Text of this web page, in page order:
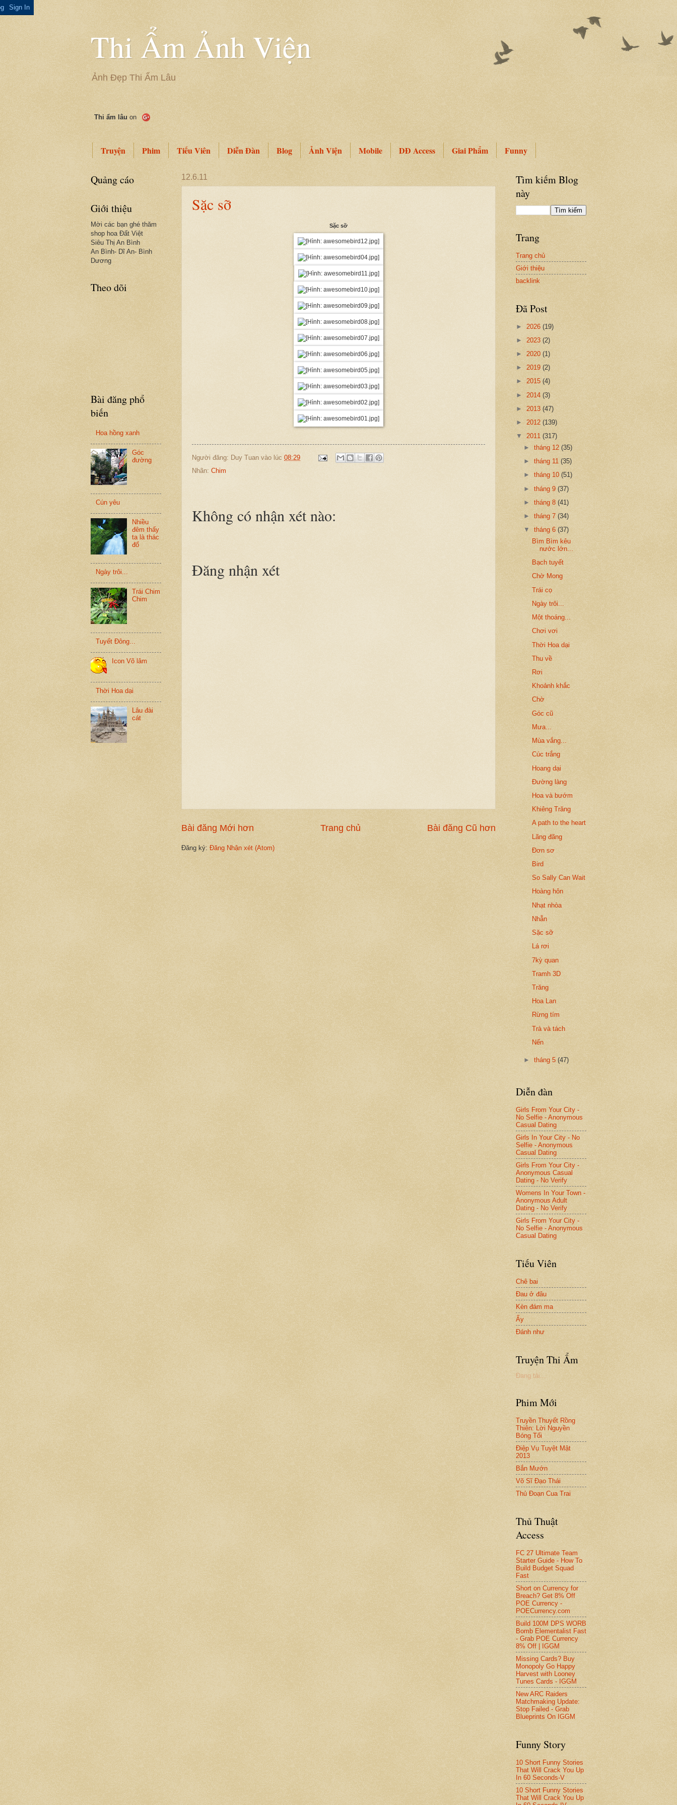
Thi Ẩm Ảnh Viện
Ảnh Đẹp Thi Ẩm Lâu
Thi ẩm lâu on
Truyện Phim Tiếu Viên Diễn Đàn Blog Ảnh Viện Mobile DĐ Access Giai Phẩm Funny
12.6.11
Sặc sỡ
Sặc sỡ
Người đăng: Duy Tuan vào lúc 08:29
Nhãn: Chim
Không có nhận xét nào:
Đăng nhận xét
Bài đăng Mới hơn Bài đăng Cũ hơn
Trang chủ
Đăng ký: Đăng Nhận xét (Atom)
Quảng cáo
Giới thiệu
Mời các bạn ghé thăm
shop hoa Đất Việt
Siêu Thị An Bình
An Bình- Dĩ An- Bình
Dương
Theo dõi
Bài đăng phổ
biến
Hoa hồng xanh
Góc
đường
Cún yêu
Nhiều
đêm thấy
ta là thác
đổ
Ngày trôi...
Trái Chim
Chim
Tuyết Đông...
Icon Võ lâm
Thời Hoa dại
Lâu đài
cát
Tìm kiếm Blog
này
Trang
Trang chủ
Giới thiệu
backlink
Đã Post
► 2026 (19)
► 2023 (2)
► 2020 (1)
► 2019 (2)
► 2015 (4)
► 2014 (3)
► 2013 (47)
► 2012 (139)
▼ 2011 (317)
►tháng 12(35)
►tháng 11(35)
►tháng 10(51)
►tháng 9(37)
►tháng 8(41)
►tháng 7(34)
▼tháng 6(37)
Bìm Bìm kêu
nước lớn...
Bạch tuyết
Chờ Mong
Trái cọ
Ngày trôi...
Một thoáng...
Chơi vơi
Thời Hoa dại
Thu về
Rơi
Khoảnh khắc
Chờ
Góc cũ
Mưa...
Mùa vắng...
Cúc trắng
Hoang dại
Đường làng
Hoa và bướm
Khiêng Trăng
A path to the heart
Lãng đãng
Đơn sơ
Bird
So Sally Can Wait
Hoàng hôn
Nhạt nhòa
Nhẫn
Sặc sỡ
Lá rơi
7kỳ quan
Tramh 3D
Trăng
Hoa Lan
Rừng tím
Trà và tách
Nến
►tháng 5(47)
Diễn đàn
Girls From Your City -
No Selfie - Anonymous
Casual Dating
Girls In Your City - No
Selfie - Anonymous
Casual Dating
Girls From Your City -
Anonymous Casual
Dating - No Verify
Womens In Your Town -
Anonymous Adult
Dating - No Verify
Girls From Your City -
No Selfie - Anonymous
Casual Dating
Tiếu Viên
Chê bai
Đau ở đâu
Kèn đám ma
Ấy
Đánh như
Truyện Thi Ẩm
Đang tải...
Phim Mới
Truyền Thuyết Rồng
Thiên: Lời Nguyền
Bóng Tối
Điệp Vụ Tuyệt Mật
2013
Bắn Mướn
Võ Sĩ Đạo Thái
Thủ Đoạn Cua Trai
Thủ Thuật
Access
FC 27 Ultimate Team
Starter Guide - How To
Build Budget Squad
Fast
Short on Currency for
Breach? Get 8% Off
POE Currency -
POECurrency.com
Build 100M DPS WORB
Bomb Elementalist Fast
- Grab POE Currency
8% Off | IGGM
Missing Cards? Buy
Monopoly Go Happy
Harvest with Looney
Tunes Cards - IGGM
New ARC Raiders
Matchmaking Update:
Stop Failed - Grab
Blueprints On IGGM
Funny Story
10 Short Funny Stories
That Will Crack You Up
In 60 Seconds-V
10 Short Funny Stories
That Will Crack You Up